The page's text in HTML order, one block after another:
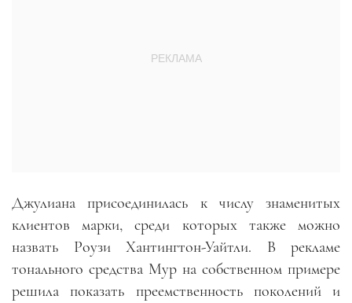
Джулиана присоединилась к числу знаменитых
клиентов марки, среди которых также можно
назвать Роузи Хантингтон-Уайтли. В рекламе
тонального средства Мур на собственном примере
решила показать преемственность поколений и